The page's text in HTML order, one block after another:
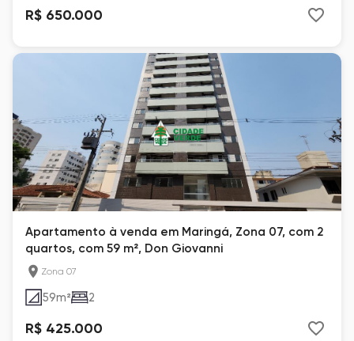
R$ 650.000
Apartamento à venda em Maringá, Zona 07, com 2
quartos, com 59 m², Don Giovanni
Zona 07
59m² 2
R$ 425.000